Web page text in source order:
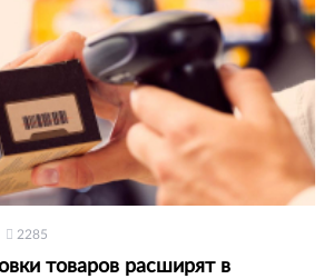
2285
товаров расширят в